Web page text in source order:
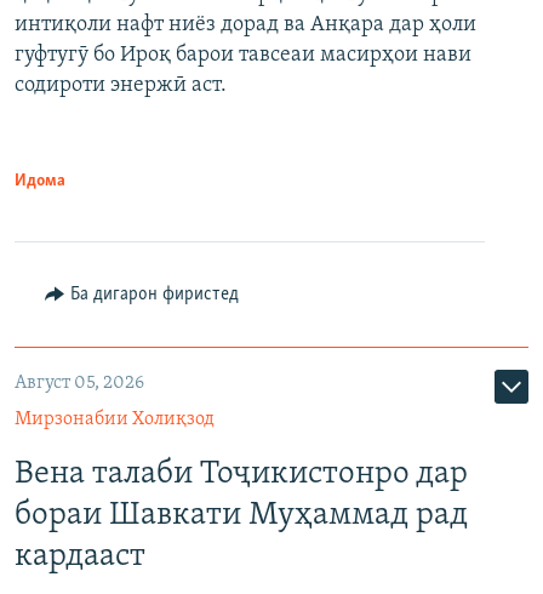
интиқоли нафт ниёз дорад ва Анқара дар ҳоли
гуфтугӯ бо Ироқ барои тавсеаи масирҳои нави
содироти энержӣ аст.
Идома
Ба дигарон фиристед
Август 05, 2026
Мирзонабии Холиқзод
Вена талаби Тоҷикистонро дар
бораи Шавкати Муҳаммад рад
кардааст